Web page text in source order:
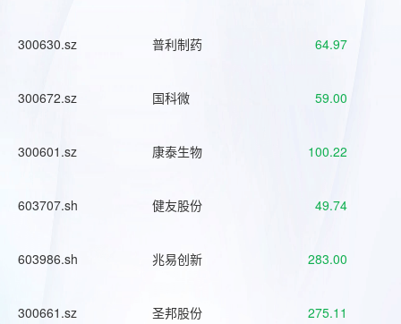
300630.sz 普利制药 64.97
300672.sz 国科微 59.00
300601.sz 康泰生物 100.22
603707.sh 健友股份 49.74
603986.sh 兆易创新 283.00
300661.sz 圣邦股份 275.11